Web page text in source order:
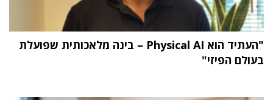
"העתיד הוא Physical AI – בינה מלאכותית שפועלת
בעולם הפיזי"